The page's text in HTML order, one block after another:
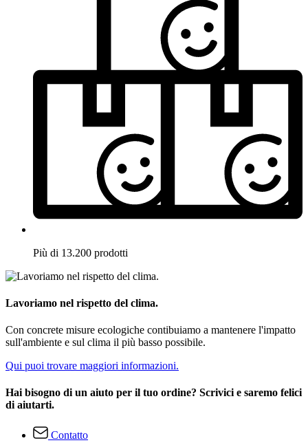
Più di 13.200 prodotti
Lavoriamo nel rispetto del clima.
Con concrete misure ecologiche contibuiamo a mantenere l'impatto
sull'ambiente e sul clima il più basso possibile.
Qui puoi trovare maggiori informazioni.
Hai bisogno di un aiuto per il tuo ordine? Scrivici e saremo felici
di aiutarti.
Contatto